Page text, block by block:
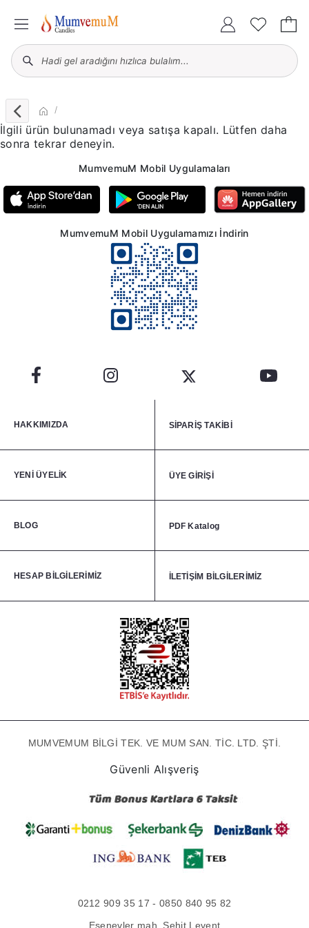
İlgili ürün bulunamadı veya satışa kapalı. Lütfen daha
sonra tekrar deneyin.
MumvemuM Mobil Uygulamaları
MumvemuM Mobil Uygulamamızı İndirin
HAKKIMIZDA SİPARİŞ TAKİBİ
YENİ ÜYELİK ÜYE GİRİŞİ
BLOG PDF Katalog
HESAP BİLGİLERİMİZ İLETİŞİM BİLGİLERİMİZ
MUMVEMUM BİLGİ TEK. VE MUM SAN. TİC. LTD. ŞTİ.
Güvenli Alışveriş
0212 909 35 17 - 0850 840 95 82
Esenevler mah. Şehit Levent